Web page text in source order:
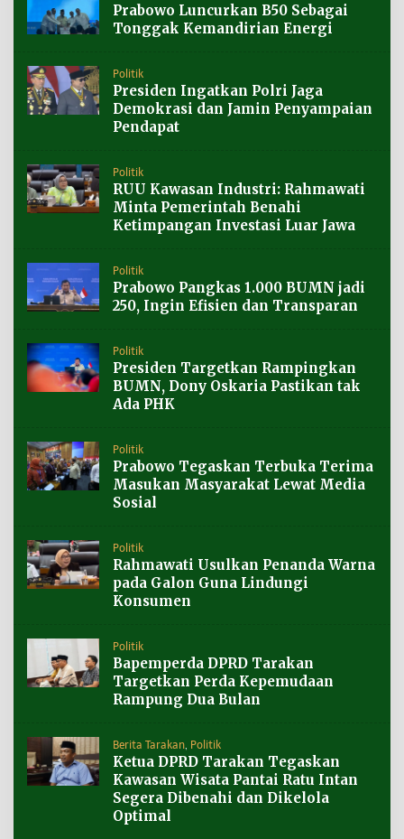
Prabowo Luncurkan B50 Sebagai
Tonggak Kemandirian Energi
Politik
Presiden Ingatkan Polri Jaga
Demokrasi dan Jamin Penyampaian
Pendapat
Politik
RUU Kawasan Industri: Rahmawati
Minta Pemerintah Benahi
Ketimpangan Investasi Luar Jawa
Politik
Prabowo Pangkas 1.000 BUMN jadi
250, Ingin Efisien dan Transparan
Politik
Presiden Targetkan Rampingkan
BUMN, Dony Oskaria Pastikan tak
Ada PHK
Politik
Prabowo Tegaskan Terbuka Terima
Masukan Masyarakat Lewat Media
Sosial
Politik
Rahmawati Usulkan Penanda Warna
pada Galon Guna Lindungi
Konsumen
Politik
Bapemperda DPRD Tarakan
Targetkan Perda Kepemudaan
Rampung Dua Bulan
Berita Tarakan Politik
Ketua DPRD Tarakan Tegaskan
Kawasan Wisata Pantai Ratu Intan
Segera Dibenahi dan Dikelola
Optimal